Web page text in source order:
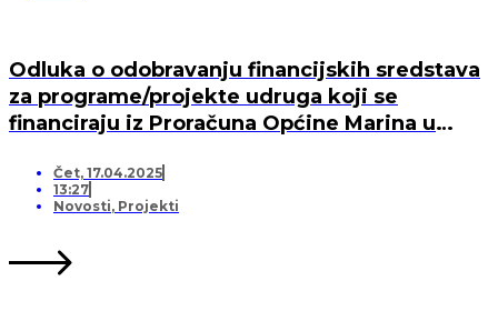
Odluka o odobravanju financijskih sredstava
za programe/projekte udruga koji se
financiraju iz Proračuna Općine Marina u
Čet, 17.04.2025
13:27
Novosti, Projekti